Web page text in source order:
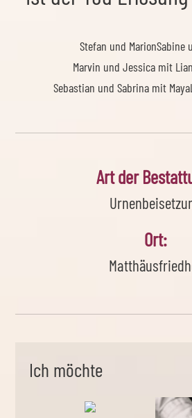
Stefan und MarionSabine
Marvin und Jessica mit
Sebastian und Sabrina mit Maya
Art der
Ort:
Ich möchte